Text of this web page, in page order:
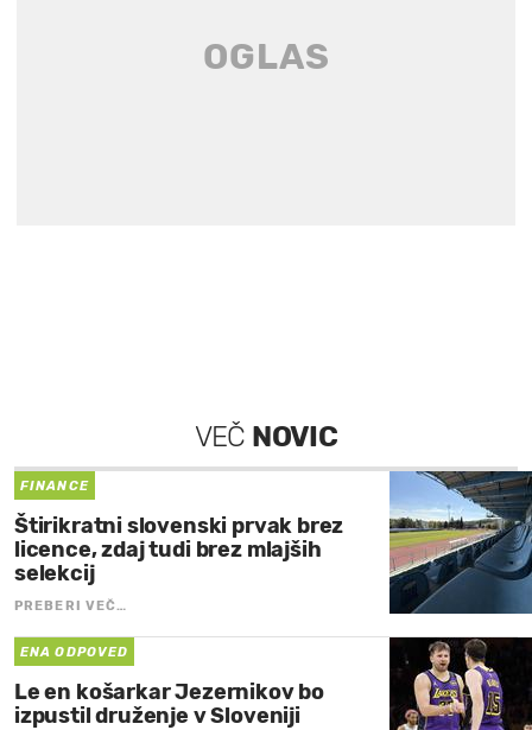
VEČ NOVIC
FINANCE
Štirikratni slovenski prvak brez
licence, zdaj tudi brez mlajših
selekcij
PREBERI VEČ…
ENA ODPOVED
Le en košarkar Jezernikov bo
izpustil druženje v Sloveniji